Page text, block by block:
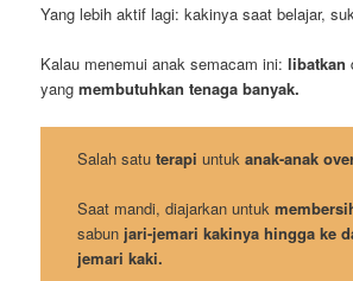
Yang lebih aktif lagi: kakinya saat belajar,
Kalau menemui anak semacam ini:libatkan
yangmembutuhkan tenaga banyak.
Salah satu terapi untuk anak-anak
Saat mandi, diajarkan untuk
sabun jari-jemari kakinya hingga ke
jemari kaki.